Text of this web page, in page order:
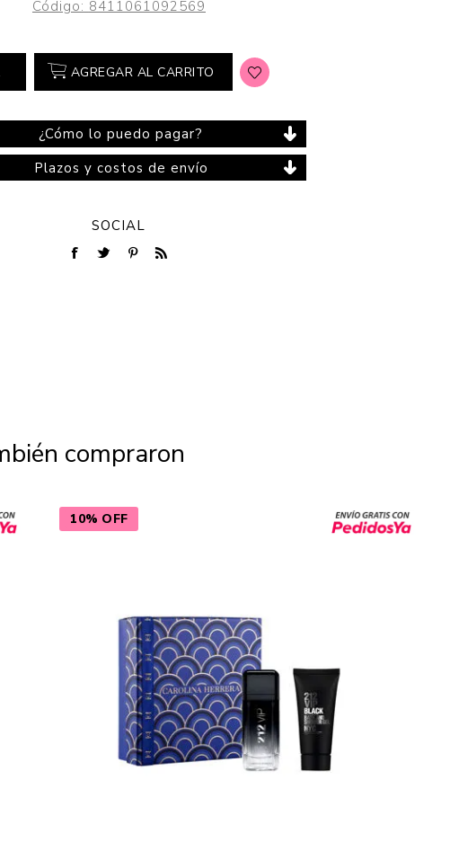
Código: 8411061092569
AGREGAR AL CARRITO
¿Cómo lo puedo pagar?
Plazos y costos de envío
SOCIAL
compraron
10% OFF